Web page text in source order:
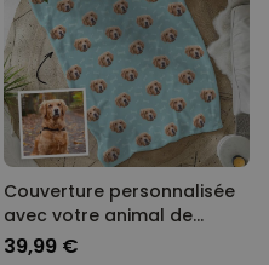
Couverture personnalisée
avec votre animal de
compagnie
39,99 €